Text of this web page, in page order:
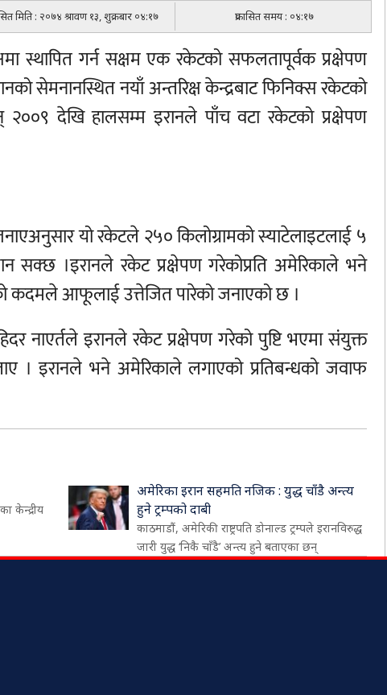
मिति : २०७४ श्रावण १३, शुक्रबार ०४:१७ प्रकासित समय : ०४:१७
स्थापित गर्न सक्षम एक रकेटको सफलतापूर्वक प्रक्षेपण
सेमनानस्थित नयाँ अन्तरिक्ष केन्द्रबाट फिनिक्स रकेटको
२००९ देखि हालसम्म इरानले पाँच वटा रकेटको प्रक्षेपण
यो रकेटले २५० किलोग्रामको स्याटेलाइटलाई ५
सक्छ ।इरानले रकेट प्रक्षेपण गरेकोप्रति अमेरिकाले भने
कदमले आफूलाई उत्तेजित पारेको जनाएको छ ।
नाएर्तले इरानले रकेट प्रक्षेपण गरेको पुष्टि भएमा संयुक्त
। इरानले भने अमेरिकाले लगाएको प्रतिबन्धको जवाफ
केन्द्रीय
अमेरिका इरान सहमति नजिक : युद्ध चाँडै अन्त्य
हुने ट्रम्पको दाबी
काठमाडौं, अमेरिकी राष्ट्रपति डोनाल्ड ट्रम्पले इरानविरुद्ध
जारी युद्ध ‘निकै चाँडै’ अन्त्य हुने बताएका छन्